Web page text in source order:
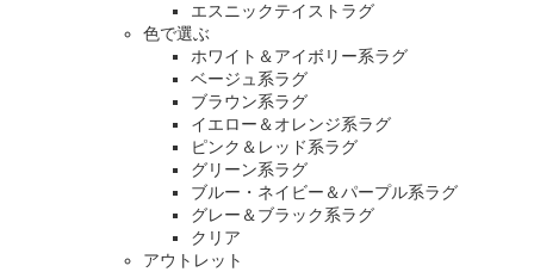
エスニックテイストラグ
色で選ぶ
ホワイト＆アイボリー系ラグ
ベージュ系ラグ
ブラウン系ラグ
イエロー＆オレンジ系ラグ
ピンク＆レッド系ラグ
グリーン系ラグ
ブルー・ネイビー＆パープル系ラグ
グレー＆ブラック系ラグ
クリア
アウトレット